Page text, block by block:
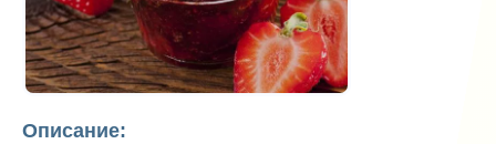
Описание: